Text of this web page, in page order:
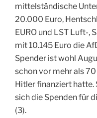
mittelständische
20.000 Euro,
EURO und LST Luft-,
mit 10.145 Euro die
Spender ist wohl
schon vor mehr als
Hitler finanziert
sich die Spenden für
(3).